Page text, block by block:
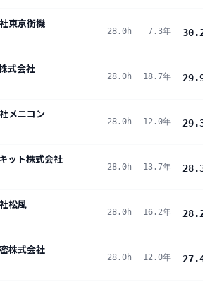
東京衡機
28.0h 7.3年 30.2
式会社
28.0h 18.7年 29.9
メニコン
28.0h 12.0年 29.3
ット株式会社
28.0h 13.7年 28.3
松風
28.0h 16.2年 28.2
株式会社
28.0h 12.0年 27.4